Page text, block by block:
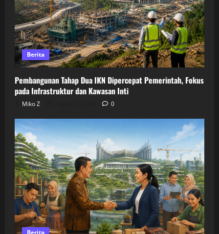
Berita
Pembangunan Tahap Dua IKN Dipercepat Pemerintah, Fokus
pada Infrastruktur dan Kawasan Inti
Miko Z 0